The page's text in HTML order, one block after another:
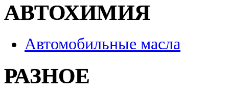
АВТОХИМИЯ
Автомобильные масла
РАЗНОЕ